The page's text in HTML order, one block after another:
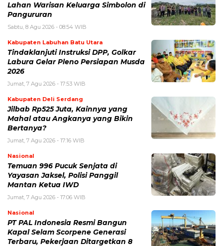
Lahan Warisan Keluarga Simbolon di
Pangururan
Sabtu, 8 Agu 2026 - 08:54 WIB
Kabupaten Labuhan Batu Utara
Tindaklanjuti Instruksi DPP, Golkar
Labura Gelar Pleno Persiapan Musda
2026
Jumat, 7 Agu 2026 - 17:53 WIB
Kabupaten Deli Serdang
Jilbab Rp525 Juta, Kainnya yang
Mahal atau Angkanya yang Bikin
Bertanya?
Jumat, 7 Agu 2026 - 17:16 WIB
Nasional
Temuan 996 Pucuk Senjata di
Yayasan Jaksel, Polisi Panggil
Mantan Ketua IWD
Jumat, 7 Agu 2026 - 17:06 WIB
Nasional
PT PAL Indonesia Resmi Bangun
Kapal Selam Scorpene Generasi
Terbaru, Pekerjaan Ditargetkan 8